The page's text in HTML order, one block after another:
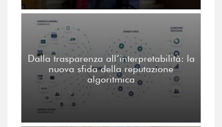
Dalla trasparenza all’interpretabilità: la
nuova sfida della reputazione
algoritmica